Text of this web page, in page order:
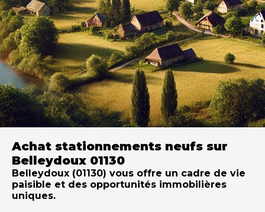
Achat stationnements neufs sur
Belleydoux 01130
Belleydoux (01130) vous offre un cadre de vie
paisible et des opportunités immobilières
uniques.